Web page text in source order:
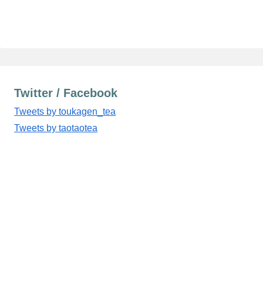
Twitter / Facebook
Tweets by toukagen_tea
Tweets by taotaotea